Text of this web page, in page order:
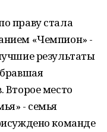
праву стала
«Чемпион» -
результаты
Второе место
- семья
команде